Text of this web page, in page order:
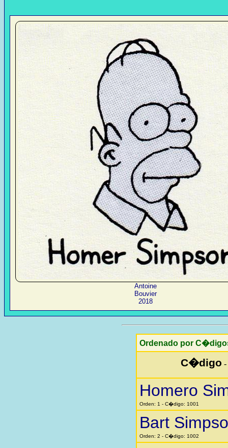
Antoine
Bouvier
2018
Ordenado por
C�digo -
Homero
Orden: 1 - C�digo: 1001
Bart
Orden: 2 - C�digo: 1002